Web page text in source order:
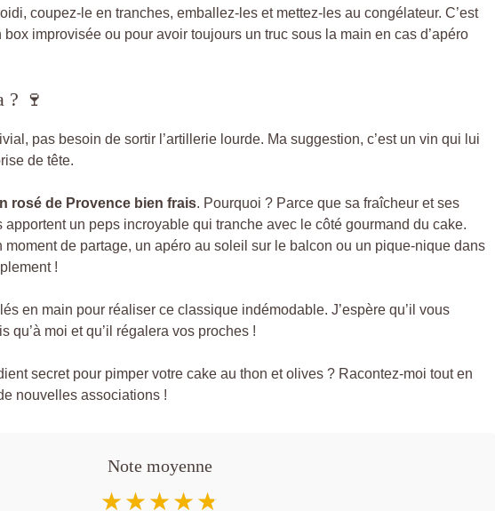
coupez-le en tranches, emballez-les et mettez-les au congélateur. C’est
improvisée ou pour avoir toujours un truc sous la main en cas d’apéro
? 🍷
pas besoin de sortir l’artillerie lourde. Ma suggestion, c’est un vin qui lui
de tête.
rosé de Provence bien frais. Pourquoi ? Parce que sa fraîcheur et ses
apportent un peps incroyable qui tranche avec le côté gourmand du cake.
moment de partage, un apéro au soleil sur le balcon ou un pique-nique dans
!
en main pour réaliser ce classique indémodable. J’espère qu’il vous
qu’à moi et qu’il régalera vos proches !
secret pour pimper votre cake au thon et olives ? Racontez-moi tout en
nouvelles associations !
Note moyenne
★★★★★
★★★★★